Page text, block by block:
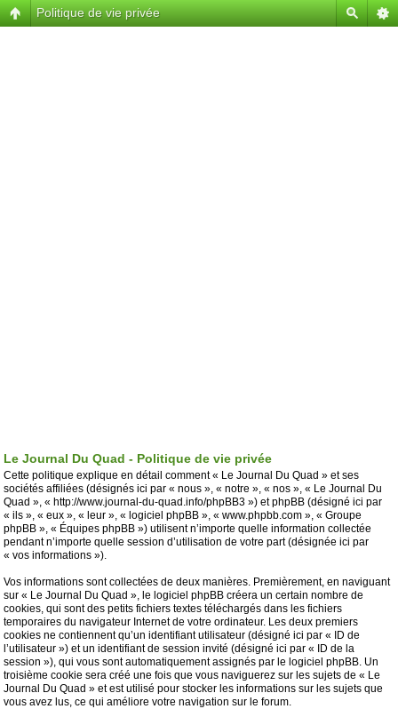
Politique de vie privée
Le Journal Du Quad - Politique de vie privée
Cette politique explique en détail comment « Le Journal Du Quad » et ses
sociétés affiliées (désignés ici par « nous », « notre », « nos », « Le Journal Du
Quad », « http://www.journal-du-quad.info/phpBB3 ») et phpBB (désigné ici par
« ils », « eux », « leur », « logiciel phpBB », « www.phpbb.com », « Groupe
phpBB », « Équipes phpBB ») utilisent n’importe quelle information collectée
pendant n’importe quelle session d’utilisation de votre part (désignée ici par
« vos informations »).
Vos informations sont collectées de deux manières. Premièrement, en naviguant
sur « Le Journal Du Quad », le logiciel phpBB créera un certain nombre de
cookies, qui sont des petits fichiers textes téléchargés dans les fichiers
temporaires du navigateur Internet de votre ordinateur. Les deux premiers
cookies ne contiennent qu’un identifiant utilisateur (désigné ici par « ID de
l’utilisateur ») et un identifiant de session invité (désigné ici par « ID de la
session »), qui vous sont automatiquement assignés par le logiciel phpBB. Un
troisième cookie sera créé une fois que vous naviguerez sur les sujets de « Le
Journal Du Quad » et est utilisé pour stocker les informations sur les sujets que
vous avez lus, ce qui améliore votre navigation sur le forum.